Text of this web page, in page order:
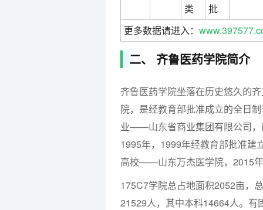
类
批
更多数据请进入：
二、 齐鲁医药学院简介
齐鲁医药学院坐落在历史悠久的
院，是经教育部批准成立的全日
业——山东省商业集团有限公司，
1995年，1999年经教育部批准建
高校——山东万杰医学院，2015
175C7学院总占地面积2052亩，
21529人，其中本科14664人。有